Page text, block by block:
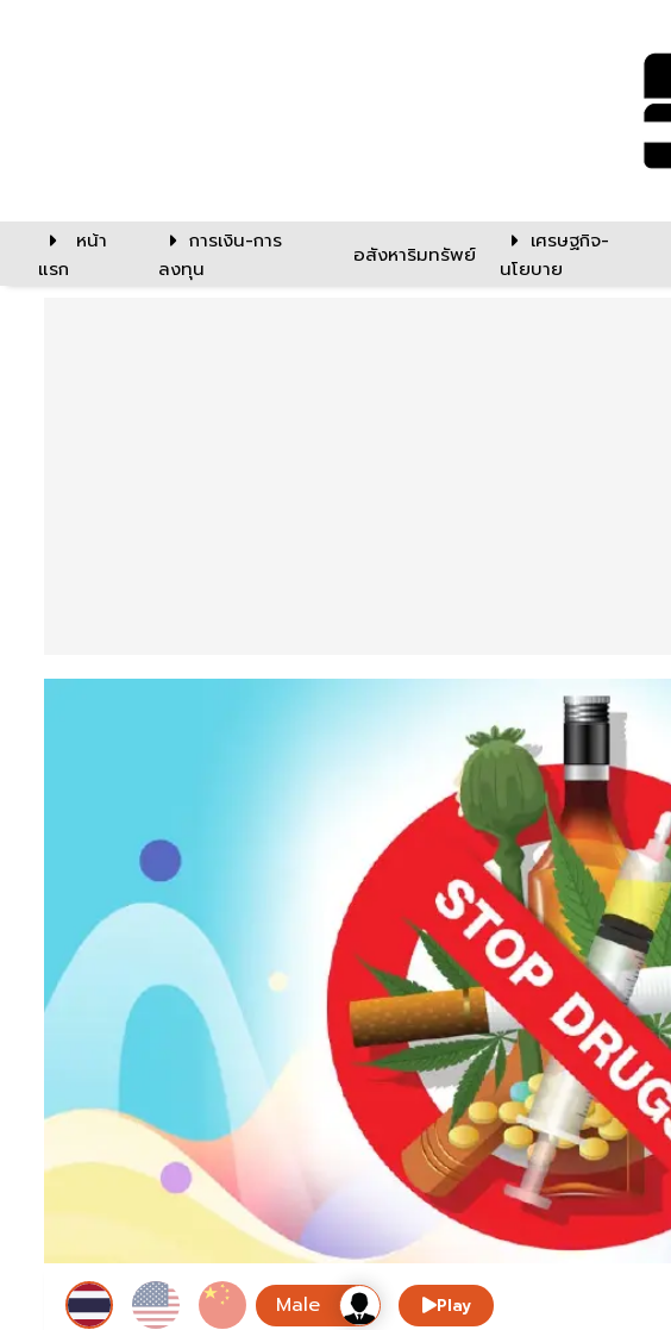
หน้า
แรก
การเงิน-การ
ลงทุน
อสังหาริมทรัพย์
เศรษฐกิจ-
นโยบาย
Play